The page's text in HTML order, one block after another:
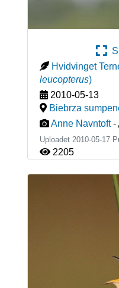
Hvidvinget
leucopterus)
2010-05-13
Biebrza
Anne Navntoft -
Uploadet 2010-05-17
2205